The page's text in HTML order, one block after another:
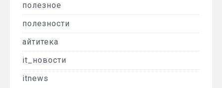
полезное
полезности
айтитека
it_новости
itnews